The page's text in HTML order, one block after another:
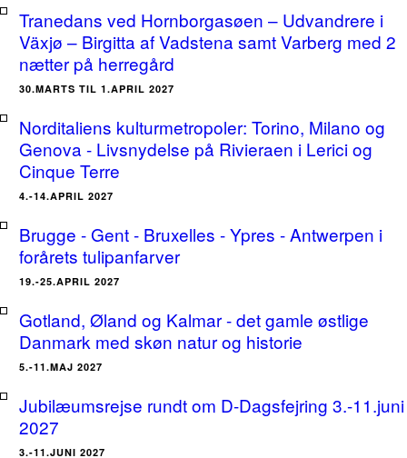
Tranedans ved Hornborgasøen – Udvandrere i
Växjø – Birgitta af Vadstena samt Varberg med 2
nætter på herregård
30.MARTS TIL 1.APRIL 2027
Norditaliens kulturmetropoler: Torino, Milano og
Genova - Livsnydelse på Rivieraen i Lerici og
Cinque Terre
4.-14.APRIL 2027
Brugge - Gent - Bruxelles - Ypres - Antwerpen i
forårets tulipanfarver
19.-25.APRIL 2027
Gotland, Øland og Kalmar - det gamle østlige
Danmark med skøn natur og historie
5.-11.MAJ 2027
Jubilæumsrejse rundt om D-Dagsfejring 3.-11.juni
2027
3.-11.JUNI 2027